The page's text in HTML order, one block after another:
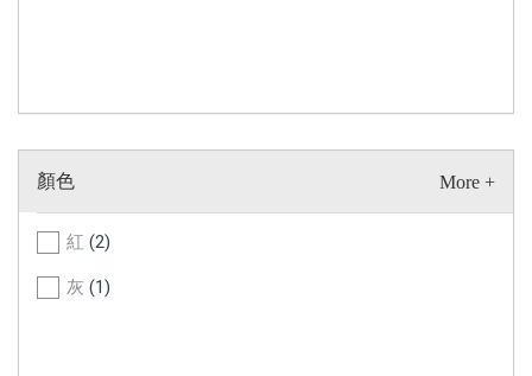
顏色
紅 (2)
灰 (1)